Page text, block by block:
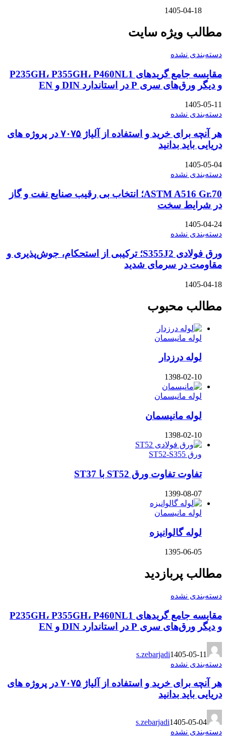
1405-04-18
مطالب ویژه سایت
دسته‌بندی نشده
مقایسه جامع گریدهای P235GH، P355GH، P460NL1
و دیگر ورق‌های سری P در استاندارد DIN و EN
1405-05-11
دسته‌بندی نشده
هر آنچه برای خرید و استفاده از آلیاژ ۷۰۷۵ در پروژه های
دریایی باید بدانید
1405-05-04
دسته‌بندی نشده
ASTM A516 Gr.70؛ انتخاب بی رقیب صنایع نفت و گاز
در شرایط سخت
1405-04-24
دسته‌بندی نشده
ورق فولادی S355J2؛ ترکیبی از استحکام، جوش‌پذیری و
مقاومت در سرمای شدید
1405-04-18
مطالب محبوب
لوله مانیسمان
لوله درزدار
1398-02-10
لوله مانیسمان
لوله مانیسمان
1398-02-10
ورق ST52-S355
تفاوت تفاوت ورق ST52 با ST37
1399-08-07
لوله مانیسمان
لوله گالوانیزه
1395-06-05
مطالب پربازدید
دسته‌بندی نشده
مقایسه جامع گریدهای P235GH، P355GH، P460NL1
و دیگر ورق‌های سری P در استاندارد DIN و EN
s.zebarjadi1405-05-11
دسته‌بندی نشده
هر آنچه برای خرید و استفاده از آلیاژ ۷۰۷۵ در پروژه های
دریایی باید بدانید
s.zebarjadi1405-05-04
دسته‌بندی نشده